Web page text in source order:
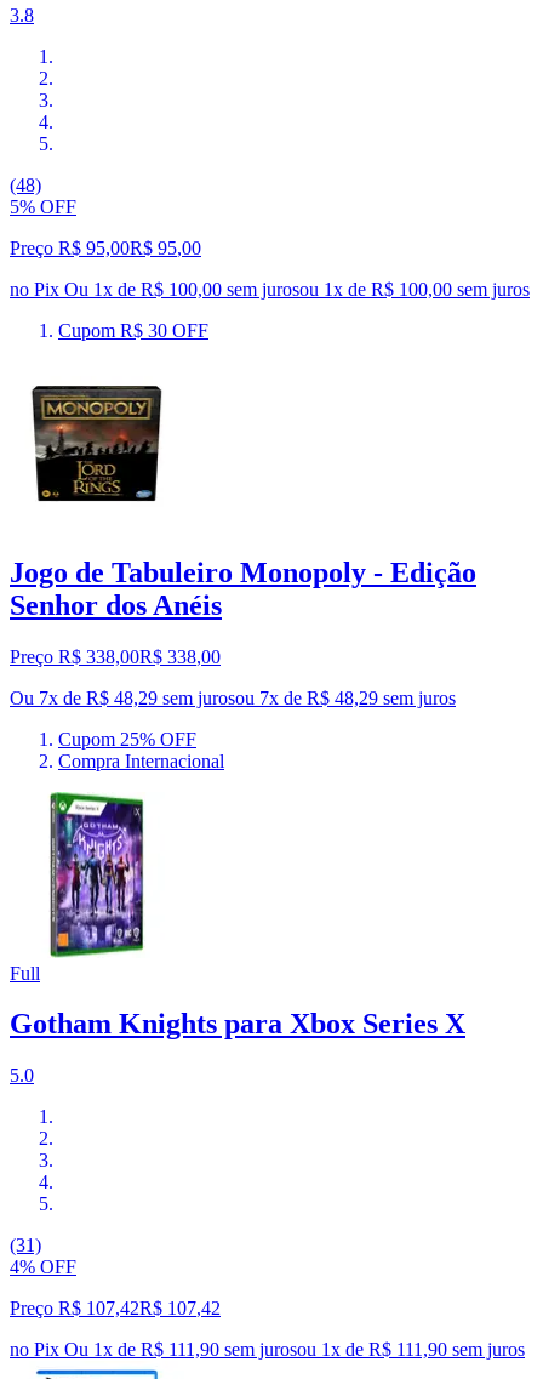
3.8
(48)
5% OFF
Preço R$ 95,00R$ 95,00
no Pix Ou 1x de R$ 100,00 sem jurosou 1x de R$ 100,00 sem juros
Cupom R$ 30 OFF
Jogo de Tabuleiro Monopoly - Edição
Senhor dos Anéis
Preço R$ 338,00R$ 338,00
Ou 7x de R$ 48,29 sem jurosou 7x de R$ 48,29 sem juros
Cupom 25% OFF
Compra Internacional
Full
Gotham Knights para Xbox Series X
5.0
(31)
4% OFF
Preço R$ 107,42R$ 107,42
no Pix Ou 1x de R$ 111,90 sem jurosou 1x de R$ 111,90 sem juros